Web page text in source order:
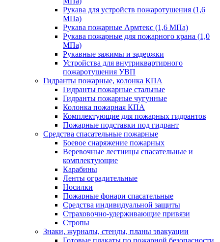
Рукава для устройств пожаротушения (1,6
МПа)
Рукава пожарные Армтекс (1,6 МПа)
Рукава пожарные для пожарного крана (1,0
МПа)
Рукавные зажимы и задержки
Устройства для внутриквартирного
пожаротушения УВП
Гидранты пожарные, колонка КПА
Гидранты пожарные стальные
Гидранты пожарные чугунные
Колонка пожарная КПА
Комплектующие для пожарных гидрантов
Пожарные подставки под гидрант
Средства спасательные пожарные
Боевое снаряжение пожарных
Веревочные лестницы спасательные и
комплектующие
Карабины
Ленты оградительные
Носилки
Пожарные фонари спасательные
Средства индивидуальной защиты
Страховочно-удерживающие привязи
Стропы
Знаки, журналы, стенды, планы эвакуации
Готовые плакаты по пожарной безопасности